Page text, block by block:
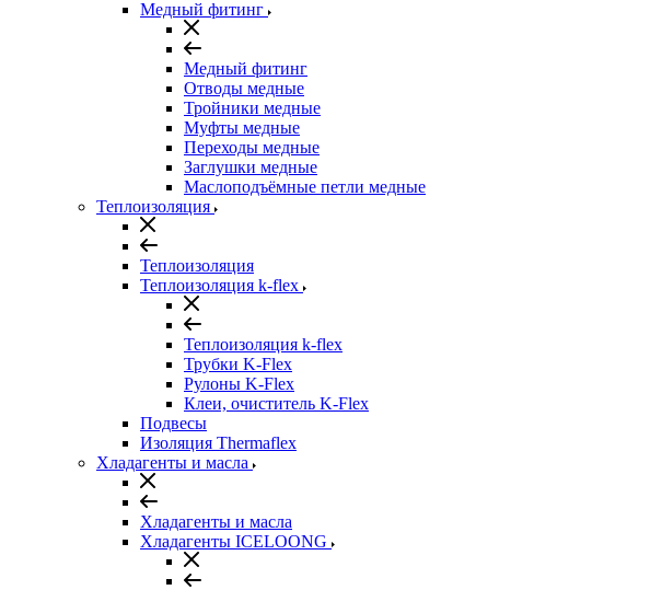
Медный фитинг
Медный фитинг
Отводы медные
Тройники медные
Муфты медные
Переходы медные
Заглушки медные
Маслоподъёмные петли медные
Теплоизоляция
Теплоизоляция
Теплоизоляция k-flex
Теплоизоляция k-flex
Трубки K-Flex
Рулоны K-Flex
Клеи, очиститель K-Flex
Подвесы
Изоляция Thermaflex
Хладагенты и масла
Хладагенты и масла
Хладагенты ICELOONG